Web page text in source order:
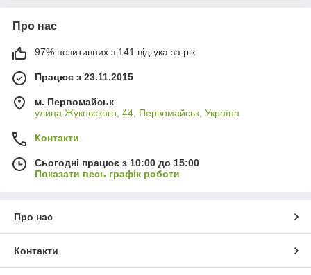
Про нас
97% позитивних з 141 відгука за рік
Працює з 23.11.2015
м. Первомайськ
улица Жуковского, 44, Первомайськ, Україна
Контакти
Сьогодні працює з 10:00 до 15:00
Показати весь графік роботи
Про нас
Контакти